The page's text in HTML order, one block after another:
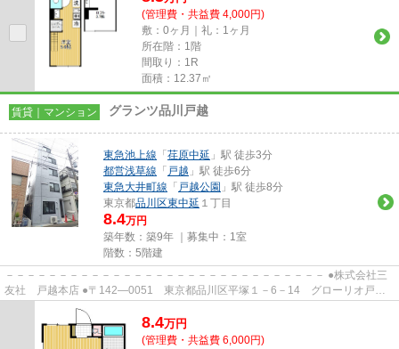
(管理費・共益費 4,000円)
敷：0ヶ月｜礼：1ヶ月
所在階：1階
間取り：1R
面積：12.37㎡
賃貸｜マンション グランツ品川戸越
東急池上線 「 荏原中延 」駅 徒歩3分
都営浅草線 「 戸越 」駅 徒歩6分
東急大井町線 「 戸越公園 」駅 徒歩8分
東京都品川区東中延 １丁目
8.4万円
築年数：築9年 ｜募集中： 1室
階数：5階建
－－－－－－－－－－－－－－－－－－－－－－－－－－－－－－ ●株式会社三
友社 戸越本店 ●〒142―0051 東京都品川区平塚１－6－14 グローリオ戸越
銀座1階 ●TEL：03-3783-1218...
8.4万円
(管理費・共益費 6,000円)